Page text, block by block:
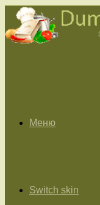
Меню
Switch skin